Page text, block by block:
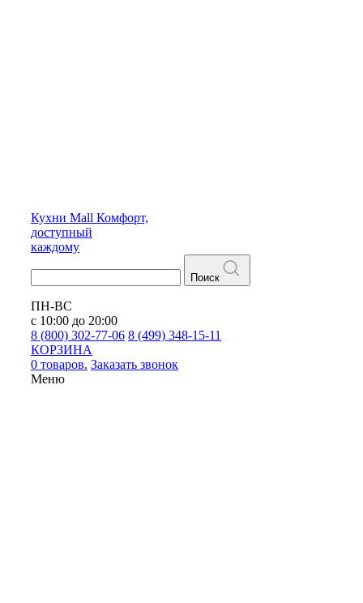
Кухни Mall Комфорт,
доступный
каждому
Поиск
ПН-ВС
с 10:00 до 20:00
8 (800) 302-77-06 8 (499) 348-15-11
КОРЗИНА
0 товаров. Заказать звонок
Меню